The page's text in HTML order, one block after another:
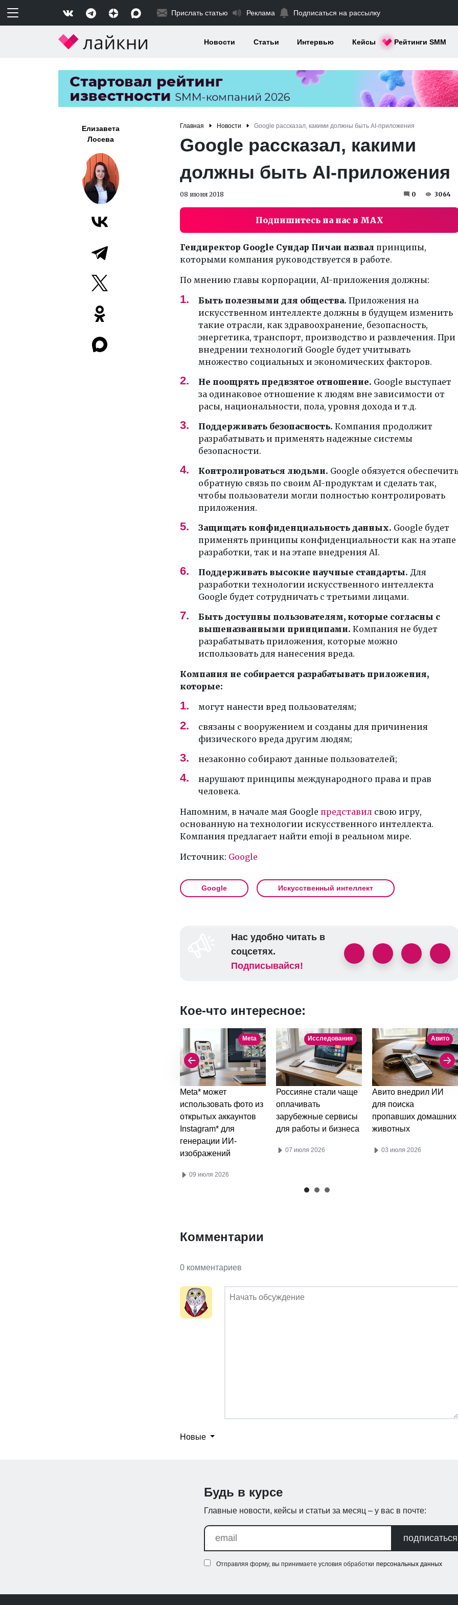
Прислать статью Реклама Подписаться на рассылку
Новости Статьи Интервью Кейсы Рейтинги SMM
Елизавета
Лосева
Главная Новости Google рассказал, какими должны быть AI-приложения
Google рассказал, какими
должны быть AI-приложения
08 июня 2018 0 3064
Подпишитесь на нас в MAX
Гендиректор Google Сундар Пичаи назвал принципы,
которыми компания руководствуется в работе.
По мнению главы корпорации, AI-приложения должны:
Быть полезными для общества. Приложения на
искусственном интеллекте должны в будущем изменить
такие отрасли, как здравоохранение, безопасность,
энергетика, транспорт, производство и развлечения. При
внедрении технологий Google будет учитывать
множество социальных и экономических факторов.
Не поощрять предвзятое отношение. Google выступает
за одинаковое отношение к людям вне зависимости от
расы, национальности, пола, уровня дохода и т.д.
Поддерживать безопасность. Компания продолжит
разрабатывать и применять надежные системы
безопасности.
Контролироваться людьми. Google обязуется обеспечить
обратную связь по своим AI-продуктам и сделать так,
чтобы пользователи могли полностью контролировать
приложения.
Защищать конфиденциальность данных. Google будет
применять принципы конфиденциальности как на этапе
разработки, так и на этапе внедрения AI.
Поддерживать высокие научные стандарты. Для
разработки технологии искусственного интеллекта
Google будет сотрудничать с третьими лицами.
Быть доступны пользователям, которые согласны с
вышеназванными принципами. Компания не будет
разрабатывать приложения, которые можно
использовать для нанесения вреда.
Компания не собирается разрабатывать приложения,
которые:
могут нанести вред пользователям;
связаны с вооружением и созданы для причинения
физического вреда другим людям;
незаконно собирают данные пользователей;
нарушают принципы международного права и прав
человека.
Напомним, в начале мая Google представилсвою игру,
основанную на технологии искусственного интеллекта.
Компания предлагает найти emoji в реальном мире.
Источник: Google
Google Искусственный интеллект
Нас удобно читать в
соцсетях.
Подписывайся!
Кое-что интересное:
Meta
Meta* может
использовать фото из
открытых аккаунтов
Instagram* для
генерации ИИ-
изображений
09 июля 2026
Исследования
Россияне стали чаще
оплачивать
зарубежные сервисы
для работы и бизнеса
07 июля 2026
Авито
Авито внедрил ИИ
для поиска
пропавших домашних
животных
03 июля 2026
Комментарии
0 комментариев
Новые
Будь в курсе
Главные новости, кейсы и статьи за месяц – у вас в почте:
подписаться
Отправляя форму, вы принимаете условия обработки персональных данных